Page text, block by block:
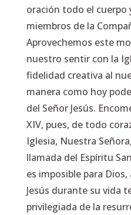
oración todo el cuerpo
miembros de la
Aprovechemos este
nuestro sentir con la
fidelidad creativa al
manera como hoy
del Señor Jesús.
XIV, pues, de todo
Iglesia, Nuestra
llamada del Espíritu
es imposible para
Jesús durante su vida
privilegiada de la